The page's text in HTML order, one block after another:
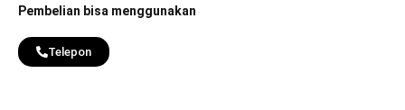
Pembelian bisa menggunakan
Telepon